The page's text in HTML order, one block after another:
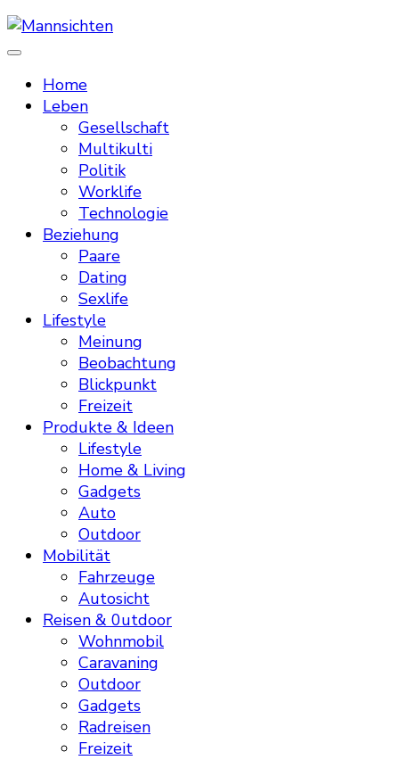
Mannsichten
Home
Leben
Gesellschaft
Multikulti
Politik
Worklife
Technologie
Beziehung
Paare
Dating
Sexlife
Lifestyle
Meinung
Beobachtung
Blickpunkt
Freizeit
Produkte & Ideen
Lifestyle
Home & Living
Gadgets
Auto
Outdoor
Mobilität
Fahrzeuge
Autosicht
Reisen & 0utdoor
Wohnmobil
Caravaning
Outdoor
Gadgets
Radreisen
Freizeit